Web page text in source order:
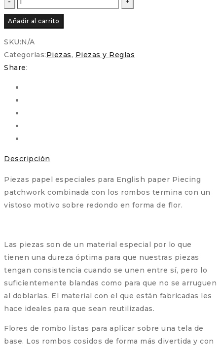
Precortadas
–
Flor
de
Semicírculo
Patchwork
y
EPP
cantidad
Añadir al carrito
SKU:N/A
Categorías:Piezas, Piezas y Reglas
Share:
Descripción
Piezas papel especiales para English paper Piecing
patchwork combinada con los rombos termina con un
vistoso motivo sobre redondo en forma de flor.
Las piezas son de un material especial por lo que
tienen una dureza óptima para que nuestras piezas
tengan consistencia cuando se unen entre sí, pero lo
suficientemente blandas como para que no se arruguen
al doblarlas. El material con el que están fabricadas les
hace ideales para que sean reutilizadas.
Flores de rombo listas para aplicar sobre una tela de
base. Los rombos cosidos de forma más divertida y con